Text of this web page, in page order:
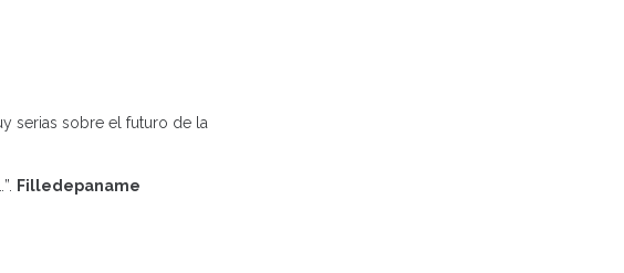
serias sobre el futuro de la
Filledepaname